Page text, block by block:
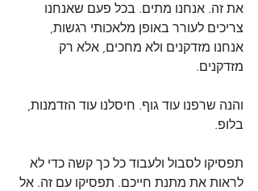
את זה. אנחנו מתים. בכל פעם שאנחנו
צריכים לעורר באופן מלאכותי רגשות,
אנחנו מזדקנים ולא מחכים, אלא רק
מזדקנים.
והנה שרפנו עוד גוף. חיסלנו עוד הזדמנות,
בלופ.
תפסיקו לסבול ולעבוד כל כך קשה כדי לא
לראות את מתנת חייכם. תפסיקו עם זה. אל